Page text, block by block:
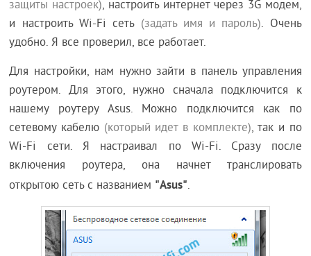
защиты настроек), настроить интернет через 3G модем,
и настроить Wi-Fi сеть (задать имя и пароль). Очень
удобно. Я все проверил, все работает.
Для настройки, нам нужно зайти в панель управления
роутером. Для этого, нужно сначала подключится к
нашему роутеру Asus. Можно подключится как по
сетевому кабелю (который идет в комплекте), так и по
Wi-Fi сети. Я настраивал по Wi-Fi. Сразу после
включения роутера, она начнет транслировать
открытою сеть с названием "Asus".